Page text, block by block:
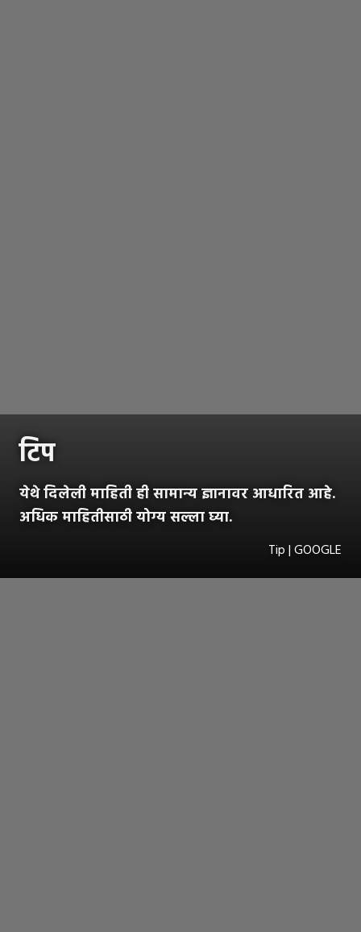
टिप
येथे दिलेली माहिती ही सामान्य ज्ञानावर आधारित आहे.
अधिक माहितीसाठी योग्य सल्ला घ्या.
Tip | GOOGLE